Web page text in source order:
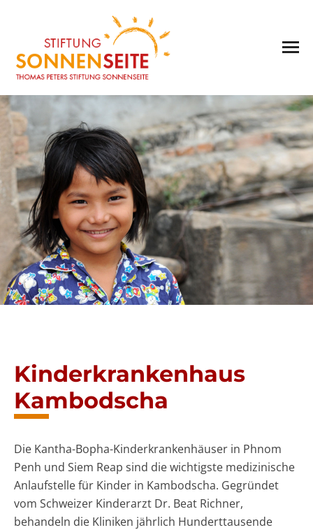
Kinderkrankenhaus
Kambodscha
Die Kantha-Bopha-Kinderkrankenhäuser in Phnom
Penh und Siem Reap sind die wichtigste medizinische
Anlaufstelle für Kinder in Kambodscha. Gegründet
vom Schweizer Kinderarzt Dr. Beat Richner,
behandeln die Kliniken jährlich Hunderttausende